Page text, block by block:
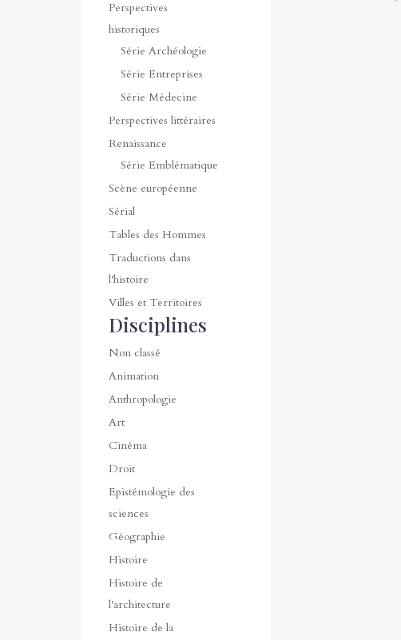
Perspectives
historiques
Série Archéologie
Série Entreprises
Série Médecine
Perspectives littéraires
Renaissance
Série Emblématique
Scène européenne
Sérial
Tables des Hommes
Traductions dans
l'histoire
Villes et Territoires
Disciplines
Non classé
Animation
Anthropologie
Art
Cinéma
Droit
Epistémologie des
sciences
Géographie
Histoire
Histoire de
l'architecture
Histoire de la